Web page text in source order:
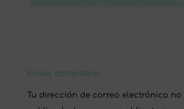
Enviar comentario
Tu dirección de correo electrónico no